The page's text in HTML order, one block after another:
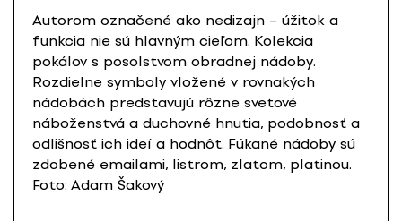
Autorom označené ako nedizajn – úžitok a
funkcia nie sú hlavným cieľom. Kolekcia
pokálov s posolstvom obradnej nádoby.
Rozdielne symboly vložené v rovnakých
nádobách predstavujú rôzne svetové
náboženstvá a duchovné hnutia, podobnosť a
odlišnosť ich ideí a hodnôt. Fúkané nádoby sú
zdobené emailami, listrom, zlatom, platinou.
Foto: Adam Šakový